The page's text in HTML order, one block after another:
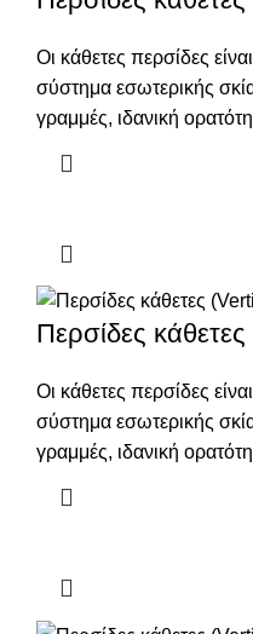
Οι κάθετες περσίδες
σύστημα εσωτερικής
γραμμές, ιδανική
Περσίδες
Οι κάθετες περσίδες
σύστημα εσωτερικής
γραμμές, ιδανική